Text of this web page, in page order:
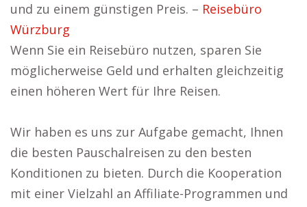
und zu einem günstigen Preis. – Reisebüro
Würzburg
Wenn Sie ein Reisebüro nutzen, sparen Sie
möglicherweise Geld und erhalten gleichzeitig
einen höheren Wert für Ihre Reisen.
Wir haben es uns zur Aufgabe gemacht, Ihnen
die besten Pauschalreisen zu den besten
Konditionen zu bieten. Durch die Kooperation
mit einer Vielzahl an Affiliate-Programmen und